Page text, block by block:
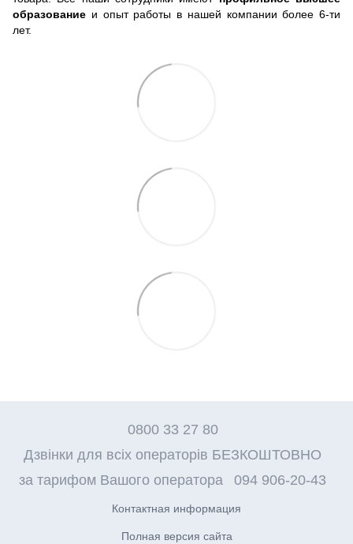
образование и опыт работы в нашей компании более 6-ти
лет.
0800 33 27 80
Дзвінки для всіх операторів БЕЗКОШТОВНО
за тарифом Вашого оператора
094 906-20-43
Контактная информация
Полная версия сайта